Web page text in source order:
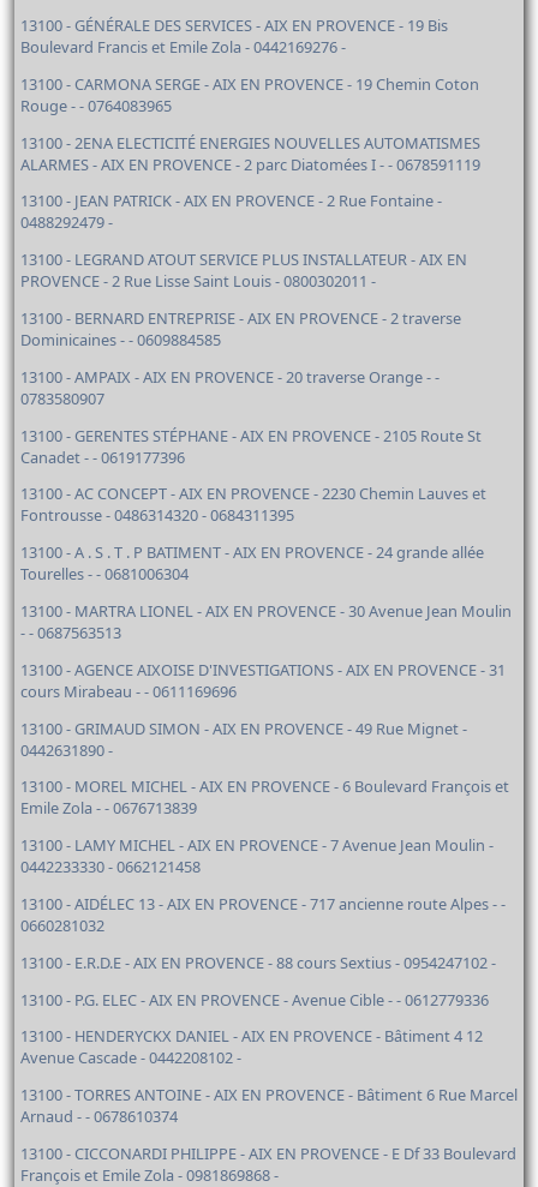
13100 - GÉNÉRALE DES SERVICES - AIX EN PROVENCE - 19 Bis
Boulevard Francis et Emile Zola - 0442169276 -
13100 - CARMONA SERGE - AIX EN PROVENCE - 19 Chemin Coton
Rouge - - 0764083965
13100 - 2ENA ELECTICITÉ ENERGIES NOUVELLES AUTOMATISMES
ALARMES - AIX EN PROVENCE - 2 parc Diatomées I - - 0678591119
13100 - JEAN PATRICK - AIX EN PROVENCE - 2 Rue Fontaine -
0488292479 -
13100 - LEGRAND ATOUT SERVICE PLUS INSTALLATEUR - AIX EN
PROVENCE - 2 Rue Lisse Saint Louis - 0800302011 -
13100 - BERNARD ENTREPRISE - AIX EN PROVENCE - 2 traverse
Dominicaines - - 0609884585
13100 - AMPAIX - AIX EN PROVENCE - 20 traverse Orange - -
0783580907
13100 - GERENTES STÉPHANE - AIX EN PROVENCE - 2105 Route St
Canadet - - 0619177396
13100 - AC CONCEPT - AIX EN PROVENCE - 2230 Chemin Lauves et
Fontrousse - 0486314320 - 0684311395
13100 - A . S . T . P BATIMENT - AIX EN PROVENCE - 24 grande allée
Tourelles - - 0681006304
13100 - MARTRA LIONEL - AIX EN PROVENCE - 30 Avenue Jean Moulin
- - 0687563513
13100 - AGENCE AIXOISE D'INVESTIGATIONS - AIX EN PROVENCE - 31
cours Mirabeau - - 0611169696
13100 - GRIMAUD SIMON - AIX EN PROVENCE - 49 Rue Mignet -
0442631890 -
13100 - MOREL MICHEL - AIX EN PROVENCE - 6 Boulevard François et
Emile Zola - - 0676713839
13100 - LAMY MICHEL - AIX EN PROVENCE - 7 Avenue Jean Moulin -
0442233330 - 0662121458
13100 - AIDÉLEC 13 - AIX EN PROVENCE - 717 ancienne route Alpes - -
0660281032
13100 - E.R.D.E - AIX EN PROVENCE - 88 cours Sextius - 0954247102 -
13100 - P.G. ELEC - AIX EN PROVENCE - Avenue Cible - - 0612779336
13100 - HENDERYCKX DANIEL - AIX EN PROVENCE - Bâtiment 4 12
Avenue Cascade - 0442208102 -
13100 - TORRES ANTOINE - AIX EN PROVENCE - Bâtiment 6 Rue Marcel
Arnaud - - 0678610374
13100 - CICCONARDI PHILIPPE - AIX EN PROVENCE - E Df 33 Boulevard
François et Emile Zola - 0981869868 -